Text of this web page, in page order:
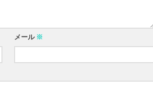
メール ※